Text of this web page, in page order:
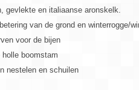
gevlekte en italiaanse aronskelk.
van de grond en winterrogge/
voor de bijen
boomstam
nestelen en schuilen